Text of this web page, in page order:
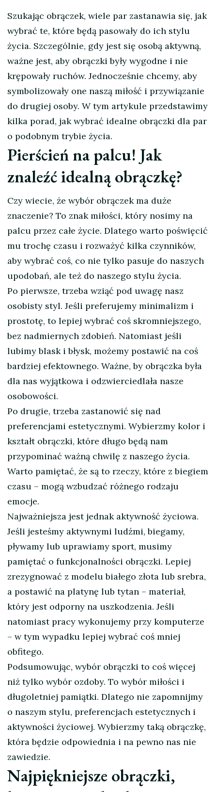
Szukając obrączek, wiele par zastanawia się, jak
wybrać te, które będą pasowały do ich stylu
życia. Szczególnie, gdy jest się osobą aktywną,
ważne jest, aby obrączki były wygodne i nie
krępowały ruchów. Jednocześnie chcemy, aby
symbolizowały one naszą miłość i przywiązanie
do drugiej osoby. W tym artykule przedstawimy
kilka porad, jak wybrać idealne obrączki dla par
o podobnym trybie życia.
Pierścień na palcu! Jak
znaleźć idealną obrączkę?
Czy wiecie, że wybór obrączek ma duże
znaczenie? To znak miłości, który nosimy na
palcu przez całe życie. Dlatego warto poświęcić
mu trochę czasu i rozważyć kilka czynników,
aby wybrać coś, co nie tylko pasuje do naszych
upodobań, ale też do naszego stylu życia.
Po pierwsze, trzeba wziąć pod uwagę nasz
osobisty styl. Jeśli preferujemy minimalizm i
prostotę, to lepiej wybrać coś skromniejszego,
bez nadmiernych zdobień. Natomiast jeśli
lubimy blask i błysk, możemy postawić na coś
bardziej efektownego. Ważne, by obrączka była
dla nas wyjątkowa i odzwierciedlała nasze
osobowości.
Po drugie, trzeba zastanowić się nad
preferencjami estetycznymi. Wybierzmy kolor i
kształt obrączki, które długo będą nam
przypominać ważną chwilę z naszego życia.
Warto pamiętać, że są to rzeczy, które z biegiem
czasu – mogą wzbudzać różnego rodzaju
emocje.
Najważniejsza jest jednak aktywność życiowa.
Jeśli jesteśmy aktywnymi ludźmi, biegamy,
pływamy lub uprawiamy sport, musimy
pamiętać o funkcjonalności obrączki. Lepiej
zrezygnować z modelu białego złota lub srebra,
a postawić na platynę lub tytan – materiał,
który jest odporny na uszkodzenia. Jeśli
natomiast pracy wykonujemy przy komputerze
– w tym wypadku lepiej wybrać coś mniej
obfitego.
Podsumowując, wybór obrączki to coś więcej
niż tylko wybór ozdoby. To wybór miłości i
długoletniej pamiątki. Dlatego nie zapomnijmy
o naszym stylu, preferencjach estetycznych i
aktywności życiowej. Wybierzmy taką obrączkę,
która będzie odpowiednia i na pewno nas nie
zawiedzie.
Najpiękniejsze obrączki,